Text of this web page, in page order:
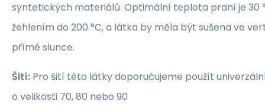
syntetických materiálů. Optimální teplota praní je 30
žehlením do 200 °C, a látka by měla být sušena ve
přímé slunce.
Šití: Pro šití této látky doporučujeme použít
o velikosti 70, 80 nebo 90